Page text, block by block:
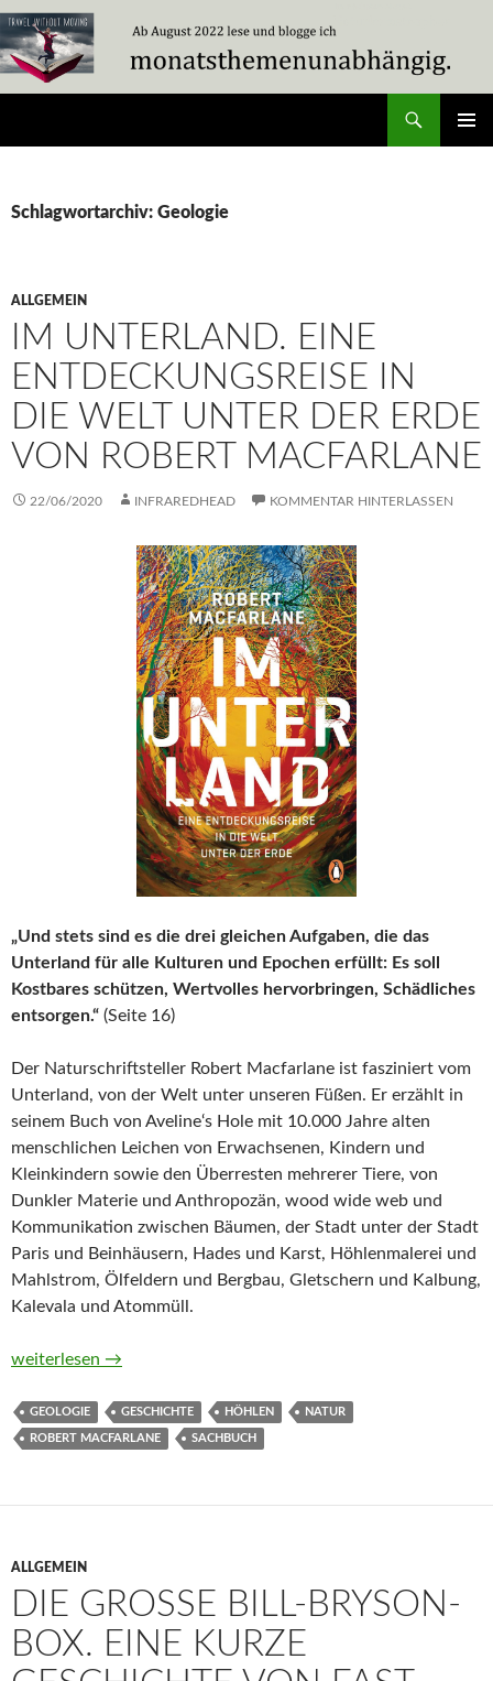
Zum
Inhalt
springen
Schlagwortarchiv: Geologie
ALLGEMEIN
IM UNTERLAND. EINE
ENTDECKUNGSREISE IN
DIE WELT UNTER DER ERDE
VON ROBERT MACFARLANE
22/06/2020 INFRAREDHEAD KOMMENTAR HINTERLASSEN
„Und stets sind es die drei gleichen Aufgaben, die das
Unterland für alle Kulturen und Epochen erfüllt: Es soll
Kostbares schützen, Wertvolles hervorbringen, Schädliches
entsorgen.“ (Seite 16)
Der Naturschriftsteller Robert Macfarlane ist fasziniert vom
Unterland, von der Welt unter unseren Füßen. Er erzählt in
seinem Buch von Aveline‘s Hole mit 10.000 Jahre alten
menschlichen Leichen von Erwachsenen, Kindern und
Kleinkindern sowie den Überresten mehrerer Tiere, von
Dunkler Materie und Anthropozän, wood wide web und
Kommunikation zwischen Bäumen, der Stadt unter der Stadt
Paris und Beinhäusern, Hades und Karst, Höhlenmalerei und
Mahlstrom, Ölfeldern und Bergbau, Gletschern und Kalbung,
Kalevala und Atommüll.
Im Unterland. Eine Entdeckungsreise in die Welt unter der
weiterlesen →
GEOLOGIE GESCHICHTE HÖHLEN NATUR
ROBERT MACFARLANE SACHBUCH
ALLGEMEIN
DIE GROSSE BILL-BRYSON-B
OX. EINE KURZE G